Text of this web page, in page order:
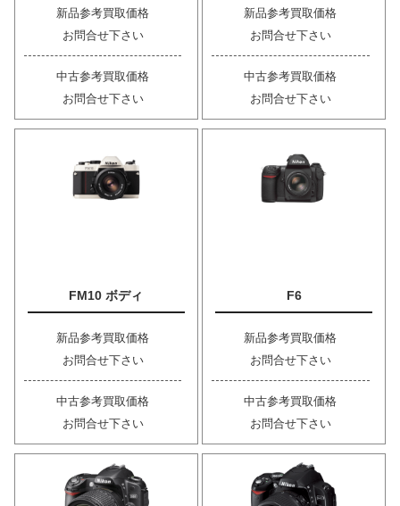
新品参考買取価格
お問合せ下さい
中古参考買取価格
お問合せ下さい
新品参考買取価格
お問合せ下さい
中古参考買取価格
お問合せ下さい
FM10 ボディ
新品参考買取価格
お問合せ下さい
中古参考買取価格
お問合せ下さい
F6
新品参考買取価格
お問合せ下さい
中古参考買取価格
お問合せ下さい